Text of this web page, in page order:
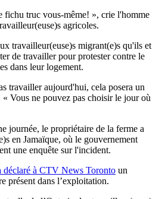
fichu truc vous-même! », crie l'homme
agricoles.
travailleur(euse)s migrant(e)s qu'ils et
de travailler pour protester contre le
dans leur logement.
travailler aujourd'hui, cela posera un
Vous ne pouvez pas choisir le jour où
journée, le propriétaire de la ferme a
en Jamaïque, où le gouvernement
une enquête sur l'incident.
déclaré à CTV News Toronto un
présent dans l’exploitation.